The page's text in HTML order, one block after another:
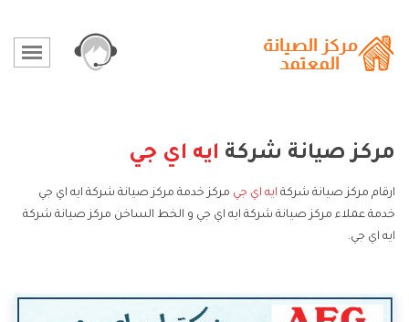
مركز صيانة شركة ايه اي جي
ارقام مركز صيانة شركة ايه اي جي مركز خدمة مركز صيانة شركة ايه اي جي
خدمة عملاء مركز صيانة شركة ايه اي جي و الخط الساخن مركز صيانة شركة
ايه اي جي.